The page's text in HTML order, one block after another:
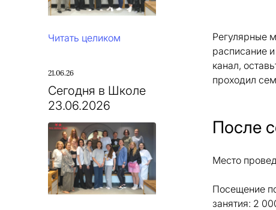
Читать целиком
21.06.26
Сегодня в Школе
23.06.2026
Регулярные
расписание
канал,
проходил
После
Место
Посещение
занятия: 2